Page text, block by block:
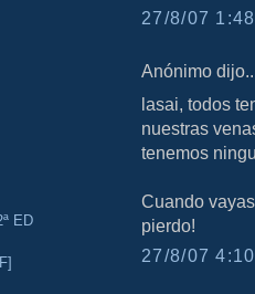
ED
27/8/07
Anónimo
lasai, todos
nuestras
tenemos
Cuando
pierdo!
27/8/07